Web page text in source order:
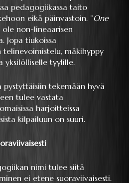
pedagogiikassa taito
eikä päinvastoin. ”One
non-lineaarisen
Jopa tiukoissa
telinevoimistelu, mäkihyppy
yksilölliselle tyylille.
pystyttäisiin tekemään hyvä
tulee vastata
harjoitteissa
kilpailuun on suuri.
nimi tulee siitä
ei etene suoraviivaisesti.